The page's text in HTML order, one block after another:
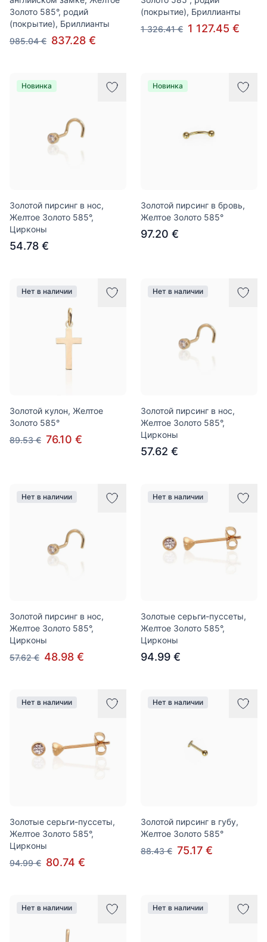
Золото 585°, родий
(покрытие), Бриллианты
985.04 € 837.28 €
(покрытие), Бриллианты
1 326.41 € 1 127.45 €
Новинка
Золотой пирсинг в нос,
Желтое Золото 585°,
Цирконы
54.78 €
Новинка
Золотой пирсинг в бровь,
Желтое Золото 585°
97.20 €
Нет в наличии
Золотой кулон, Желтое
Золото 585°
89.53 € 76.10 €
Нет в наличии
Золотой пирсинг в нос,
Желтое Золото 585°,
Цирконы
57.62 €
Нет в наличии
Золотой пирсинг в нос,
Желтое Золото 585°,
Цирконы
57.62 € 48.98 €
Нет в наличии
Золотые серьги-пуссеты,
Желтое Золото 585°,
Цирконы
94.99 €
Нет в наличии
Золотые серьги-пуссеты,
Желтое Золото 585°,
Цирконы
94.99 € 80.74 €
Нет в наличии
Золотой пирсинг в губу,
Желтое Золото 585°
88.43 € 75.17 €
Нет в наличии Нет в наличии